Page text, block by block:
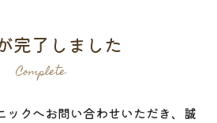
完了しました
Complete
ックへお問い合わせいただき、誠